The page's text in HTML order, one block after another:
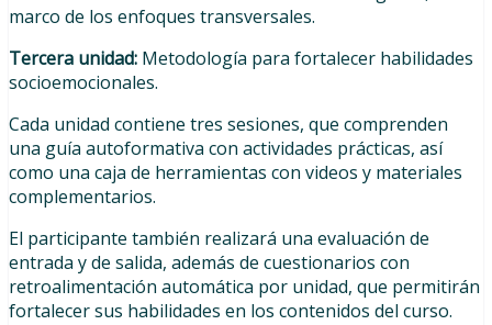
marco de los enfoques transversales.
Tercera unidad: Metodología para fortalecer habilidades
socioemocionales.
Cada unidad contiene tres sesiones, que comprenden
una guía autoformativa con actividades prácticas, así
como una caja de herramientas con videos y materiales
complementarios.
El participante también realizará una evaluación de
entrada y de salida, además de cuestionarios con
retroalimentación automática por unidad, que permitirán
fortalecer sus habilidades en los contenidos del curso.